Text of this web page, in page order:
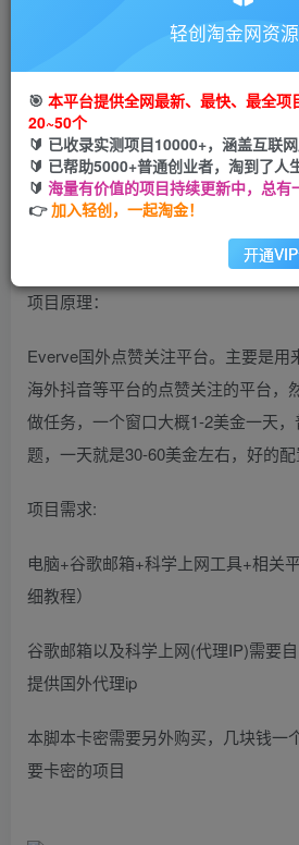
会员专属资源
您暂无
开通会员
项目原理：
Everve国外点赞关注平台。主要是用
海外抖音等平台的点赞关注的平台，
做任务，一个窗口大概1-2美金一天
题，一天就是30-60美金左右，好的
项目需求:
电脑+谷歌邮箱+科学上网工具+相关
细教程）
谷歌邮箱以及科学上网(代理IP)需要
提供国外代理ip
本脚本卡密需要另外购买，几块钱一
要卡密的项目
轻创淘金网资
🎯 本平台提供全网最新、最快、最全项
20~50个
🔰 已收录实测项目10000+，涵盖互联
🔰 已帮助5000+普通创业者，淘到了人
🔰 海量有价值的项目持续更新中，总有
👉加入轻创，一起淘金！
开通